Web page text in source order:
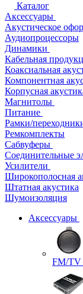
Каталог
Аксессуары
Акустическое
Аудиопроцессоры
Динамики
Кабельная
Коаксиальная
Компонентная
Корпусная
Магнитолы
Питание
Рамки/
Ремкомплекты
Сабвуферы
Соединительные
Усилители
Широкополосная
Штатная акустика
Шумоизоляция
Аксессуары
FM/